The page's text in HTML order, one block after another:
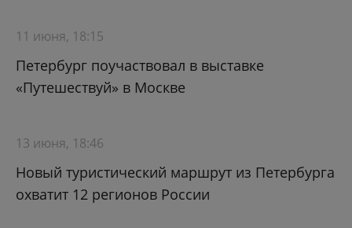
11 июня, 18:15
Петербург поучаствовал в выставке
«Путешествуй» в Москве
13 июня, 18:46
Новый туристический маршрут из Петербурга
охватит 12 регионов России